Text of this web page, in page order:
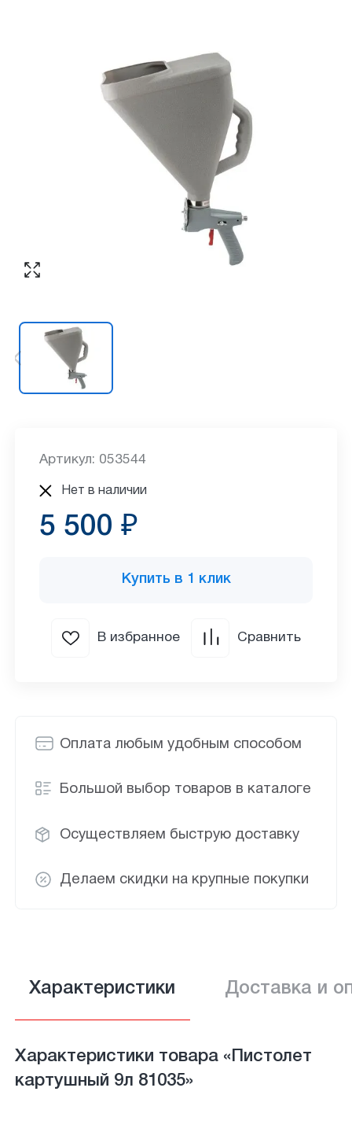
Оплата любым удобным способом
Большой выбор товаров в каталоге
Осуществляем быструю доставку
Делаем скидки на крупные покупки
Артикул: 053544
Нет в наличии
5 500 ₽
Купить в 1 клик
В избранное Сравнить
Характеристики Доставка и
Характеристики товара «Пистолет
картушный 9л 81035»
ПЕРЕЗВОНИТЕ МНЕ
Согласен с обработкой персональных
данных в соответствии с
политикой
конфиденциальности
КУПИТЬ